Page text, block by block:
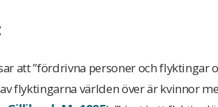
att ”fördrivna personer och
flyktingarna världen över är kvinnor